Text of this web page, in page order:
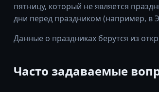
пятницу, который не является
дни перед праздником (например, в
Данные о праздниках берутся из
Часто задаваемые